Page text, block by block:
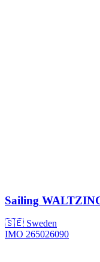
Sailing
🇸🇪 Sweden
IMO 265026090